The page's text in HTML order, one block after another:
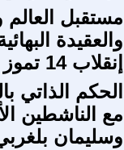
مستقبل العالم
والعقيدة
إنقلاب 14 تموز 1958 وتشويه النخب السياسية
الحكم الذاتي
مع الناشطين
وسليمان